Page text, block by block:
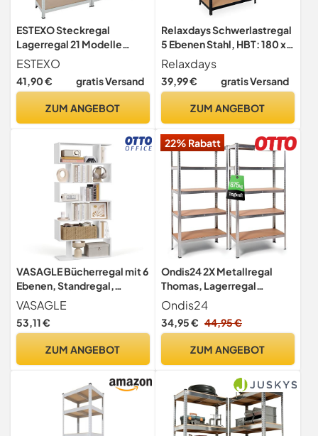
ESTEXO Steckregal
Lagerregal 21 Modelle
wählbar Schwerlastregal
Regal Kellerregal
Werkstattregal Werkbank
160x80x40cm / 640kg)
ESTEXO
41,90 € gratis Versand
ZUM ANGEBOT
Relaxdays Schwerlastregal
5 Ebenen Stahl, HBT: 180 x
90 x 45 cm, schwarz
Relaxdays
39,99 € gratis Versand
ZUM ANGEBOT
VASAGLE Bücherregal mit 6
Ebenen, Standregal,
freistehend
VASAGLE
53,11 €
ZUM ANGEBOT
22% Rabatt
Ondis24 2X Metallregal
Thomas, Lagerregal
90x40x180 (H) cm,
Kellerregal bis 875kg
belastbar, Silber, mit 5
belastbar,
Schwerlastregal -
Doppelpack!
Ondis24
34,95 € 44,95 €
ZUM ANGEBOT